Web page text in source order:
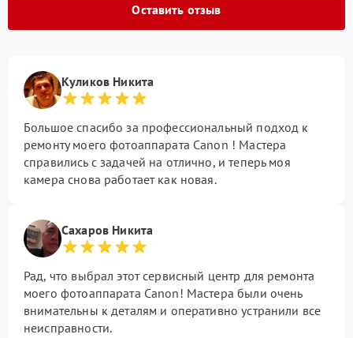
Оставить отзыв
Куликов Никита
Большое спасибо за профессиональный подход к
ремонту моего фотоаппарата Canon ! Мастера
справились с задачей на отлично, и теперь моя
камера снова работает как новая.
Сахаров Никита
Рад, что выбрал этот сервисный центр для ремонта
моего фотоаппарата Canon! Мастера были очень
внимательны к деталям и оперативно устранили все
неисправности.